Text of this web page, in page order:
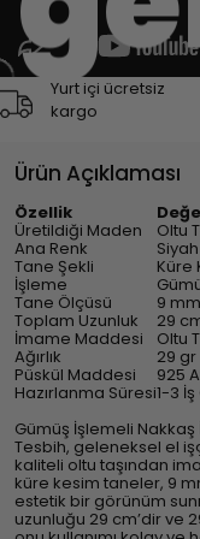
Yurt içi ücretsiz
kargo
Ürün Açıklaması
Özellik
Üretildiği Maden Oltu
Ana Renk Siyah
Tane Şekli Küre
İşleme
Tane Ölçüsü 9
Toplam Uzunluk 29
İmame Maddesi Oltu
Ağırlık 29 gr
Püskül Maddesi 925
Hazırlanma Süresi1-3
Gümüş İşlemeli Nakkaş
Tesbih, geleneksel el
kaliteli oltu taşından
küre kesim taneler, 9
estetik bir görünüm
uzunluğu 29 cm’dir ve